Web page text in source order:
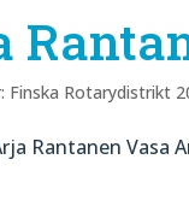
Finska Rotarydistrikt
Rantanen Vasa